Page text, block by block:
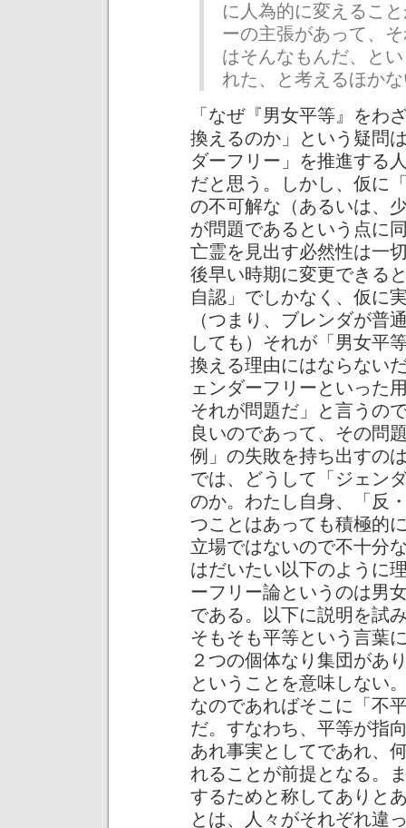
に人為的に変えるこ
ーの主張があって、
はそんなもんだ、と
れた、と考えるほか
「なぜ『男女平等』をわ
換えるのか」という疑問
ダーフリー」を推進する
だと思う。しかし、仮に
の不可解な（あるいは、
が問題であるという点に
亡霊を見出す必然性は一
後早い時期に変更できる
自認」でしかなく、仮に
（つまり、ブレンダが普
しても）それが「男女平
換える理由にはならない
ェンダーフリーといった
それが問題だ」と言うの
良いのであって、その問
例」の失敗を持ち出すの
では、どうして「ジェン
のか。わたし自身、「反
つことはあっても積極的
立場ではないので不十分
はだいたい以下のように
ーフリー論というのは男
である。以下に説明を試
そもそも平等という言葉
２つの個体なり集団があ
ということを意味しない
なのであればそこに「不
だ。すなわち、平等が指
あれ事実としてであれ、
れることが前提となる。
するためと称してありと
とは、人々がそれぞれ違